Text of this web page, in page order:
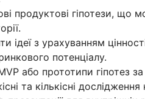
продуктові гіпотези,
ідеї з урахуванням
потенціалу.
або прототипи гіпотез
та кількісні дослідження